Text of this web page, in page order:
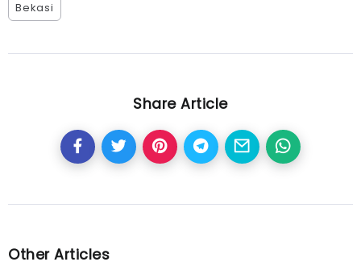
Bekasi
Share Article
Other Articles